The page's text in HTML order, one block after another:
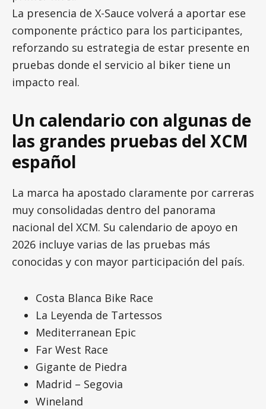
La presencia de X-Sauce volverá a aportar ese
componente práctico para los participantes,
reforzando su estrategia de estar presente en
pruebas donde el servicio al biker tiene un
impacto real.
Un calendario con algunas de
las grandes pruebas del XCM
español
La marca ha apostado claramente por carreras
muy consolidadas dentro del panorama
nacional del XCM. Su calendario de apoyo en
2026 incluye varias de las pruebas más
conocidas y con mayor participación del país.
Costa Blanca Bike Race
La Leyenda de Tartessos
Mediterranean Epic
Far West Race
Gigante de Piedra
Madrid – Segovia
Wineland